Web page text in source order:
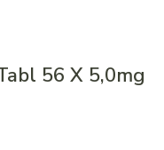
56 X 5,0mg